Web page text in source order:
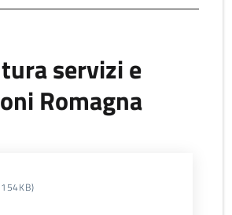
servizi e
Romagna